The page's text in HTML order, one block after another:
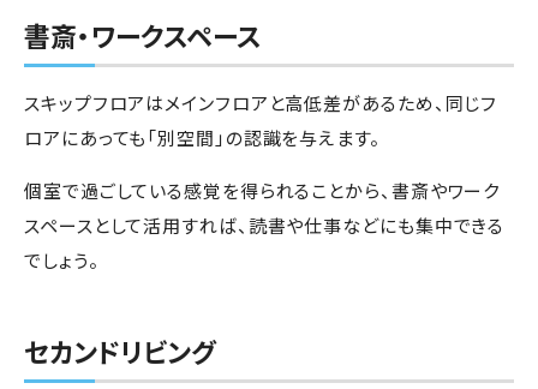
書斎・ワークスペース
スキップフロアはメインフロアと高低差があるため、同じフ
ロアにあっても「別空間」の認識を与えます。
個室で過ごしている感覚を得られることから、書斎やワーク
スペースとして活用すれば、読書や仕事などにも集中できる
でしょう。
セカンドリビング